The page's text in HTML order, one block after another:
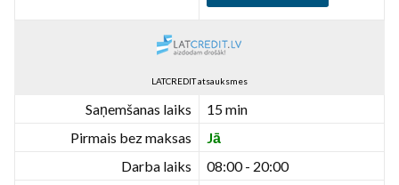
LATCREDIT atsauksmes
Saņemšanas laiks
15 min
Pirmais bez maksas
Jā
Darba laiks
08:00 - 20:00